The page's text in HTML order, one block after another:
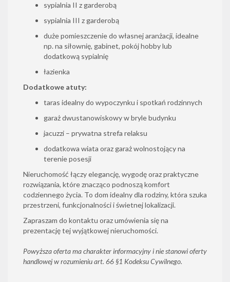
sypialnia II z garderobą
sypialnia III z garderobą
duże pomieszczenie do własnej aranżacji, idealne
np. na siłownię, gabinet, pokój hobby lub
dodatkową sypialnię
łazienka
Dodatkowe atuty:
taras idealny do wypoczynku i spotkań rodzinnych
garaż dwustanowiskowy w bryle budynku
jacuzzi – prywatna strefa relaksu
dodatkowa wiata oraz garaż wolnostojący na
terenie posesji
Nieruchomość łączy elegancję, wygodę oraz praktyczne
rozwiązania, które znacząco podnoszą komfort
codziennego życia. To dom idealny dla rodziny, która szuka
przestrzeni, funkcjonalności i świetnej lokalizacji.
Zapraszam do kontaktu oraz umówienia się na
prezentację tej wyjątkowej nieruchomości.
Powyższa oferta ma charakter informacyjny i nie stanowi oferty
handlowej w rozumieniu art. 66 §1 Kodeksu Cywilnego.